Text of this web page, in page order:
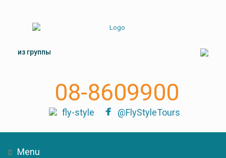
из группы
08-8609900
fly-style @FlyStyleTours
Menu